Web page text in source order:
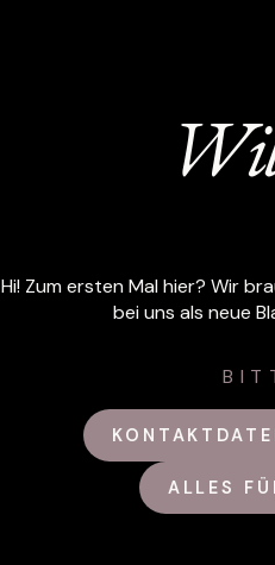
Hi! Zum ersten Mal hier? Wir
bei uns als neue
ALLES